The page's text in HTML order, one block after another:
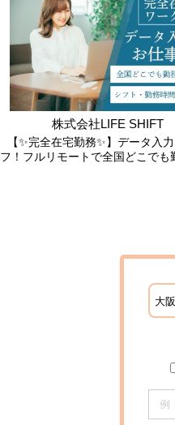
株式会社LIFE SHIFT
【✨完全在宅勤務✨】データ入
フ！フルリモートで全国どこでも